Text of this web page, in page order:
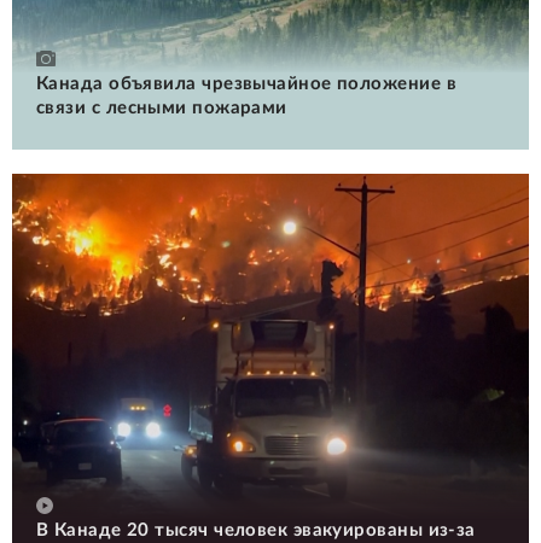
Канада объявила чрезвычайное положение в
связи с лесными пожарами
В Канаде 20 тысяч человек эвакуированы из-за